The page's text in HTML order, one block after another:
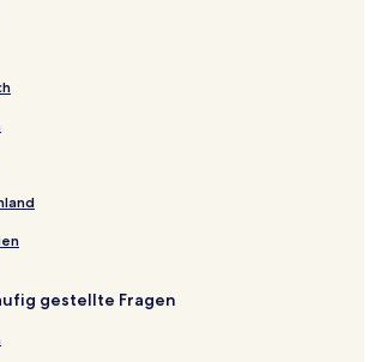
gestellte Fragen